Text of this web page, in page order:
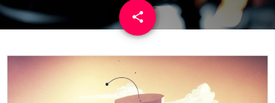
share
email